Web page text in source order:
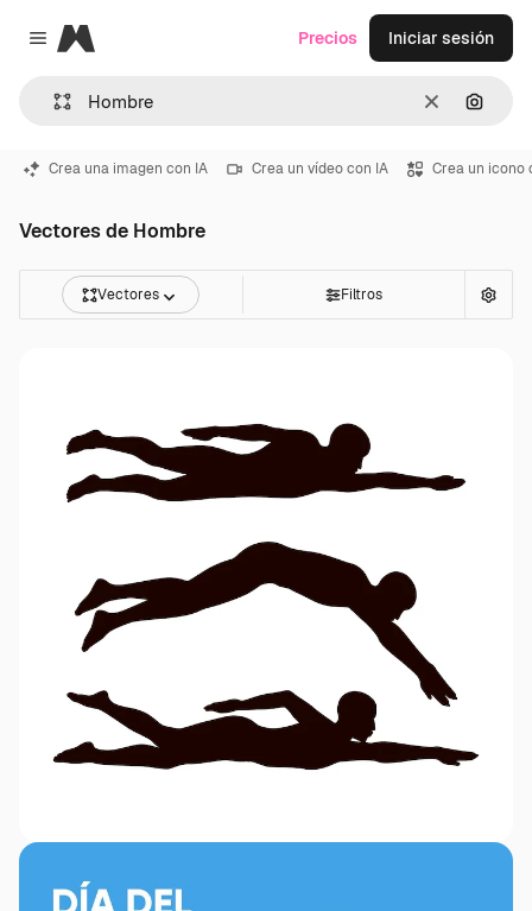
Close menu
Magnific
Borrar
Precios Iniciar sesión
Crea una imagen con IA Crea un vídeo con IA Crea un icono
Vectores de Hombre
Vectores Filtros